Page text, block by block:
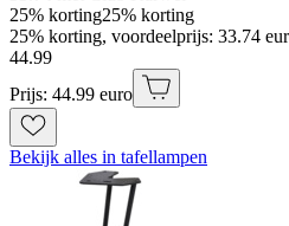
25% korting25% korting
25% korting, voordeelprijs: 33.74
44.99
Prijs: 44.99 euro
Bekijk alles in tafellampen